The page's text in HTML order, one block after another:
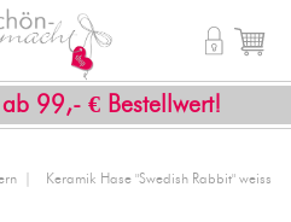
99,- € Bestellwert!
shopping_cart

Keramik Hase "Swedish Rabbit" weiss